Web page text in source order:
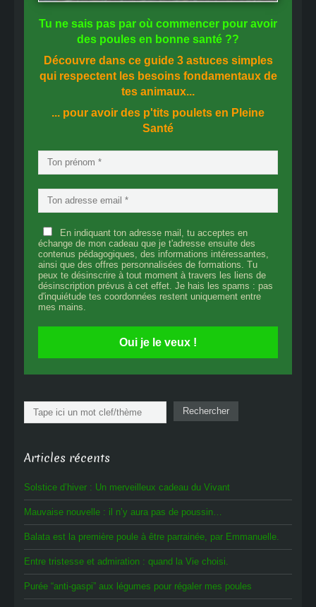
Tu ne sais pas par où commencer pour avoir
des poules en bonne santé ??
Découvre dans ce guide 3 astuces simples
qui respectent les besoins fondamentaux de
tes animaux...
... pour avoir des p'tits poulets en Pleine
Santé
En indiquant ton adresse mail, tu acceptes en
échange de mon cadeau que je t'adresse ensuite des
contenus pédagogiques, des informations intéressantes,
ainsi que des offres personnalisées de formations. Tu
peux te désinscrire à tout moment à travers les liens de
désinscription prévus à cet effet. Je hais les spams : pas
d'inquiétude tes coordonnées restent uniquement entre
mes mains.
Oui je le veux !
Rechercher Rechercher
Articles récents
Solstice d’hiver : Un merveilleux cadeau du Vivant
Mauvaise nouvelle : il n’y aura pas de poussin…
Balata est la première poule à être parrainée, par Emmanuelle.
Entre tristesse et admiration : quand la Vie choisi.
Purée “anti-gaspi” aux légumes pour régaler mes poules